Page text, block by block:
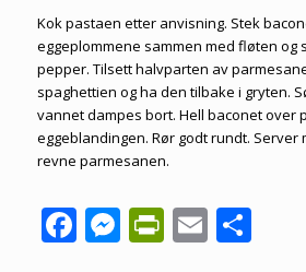
Kok pastaen etter anvisning. Stek
eggeplommene sammen med fløten og
pepper. Tilsett halvparten av
spaghettien og ha den tilbake i gryten.
vannet dampes bort. Hell baconet over
eggeblandingen. Rør godt rundt. Server
revne parmesanen.
Facebook
Messenger
Email